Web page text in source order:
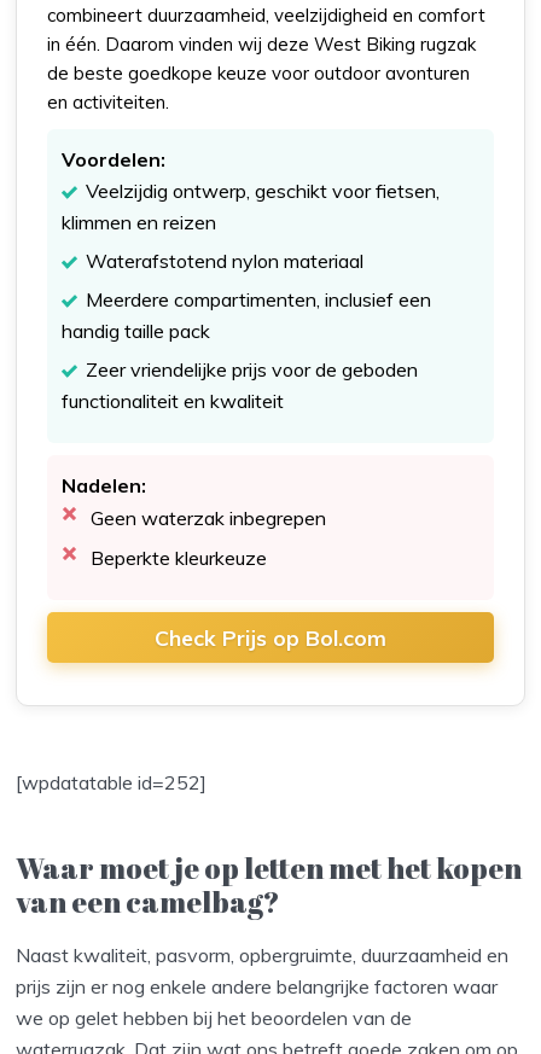
combineert duurzaamheid, veelzijdigheid en comfort
in één. Daarom vinden wij deze West Biking rugzak
de beste goedkope keuze voor outdoor avonturen
en activiteiten.
Voordelen:
Veelzijdig ontwerp, geschikt voor fietsen,
klimmen en reizen
Waterafstotend nylon materiaal
Meerdere compartimenten, inclusief een
handig taille pack
Zeer vriendelijke prijs voor de geboden
functionaliteit en kwaliteit
Nadelen:
Geen waterzak inbegrepen
Beperkte kleurkeuze
Check Prijs op Bol.com
[wpdatatable id=252]
Waar moet je op letten met het kopen
van een camelbag?
Naast kwaliteit, pasvorm, opbergruimte, duurzaamheid en
prijs zijn er nog enkele andere belangrijke factoren waar
we op gelet hebben bij het beoordelen van de